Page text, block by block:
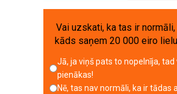
Vai uzskati, ka tas ir
kāds saņem 20 000 eiro
Jā, ja viņš pats to nopelnīja,
pienākas!
Nē, tas nav normāli, ka ir tādas